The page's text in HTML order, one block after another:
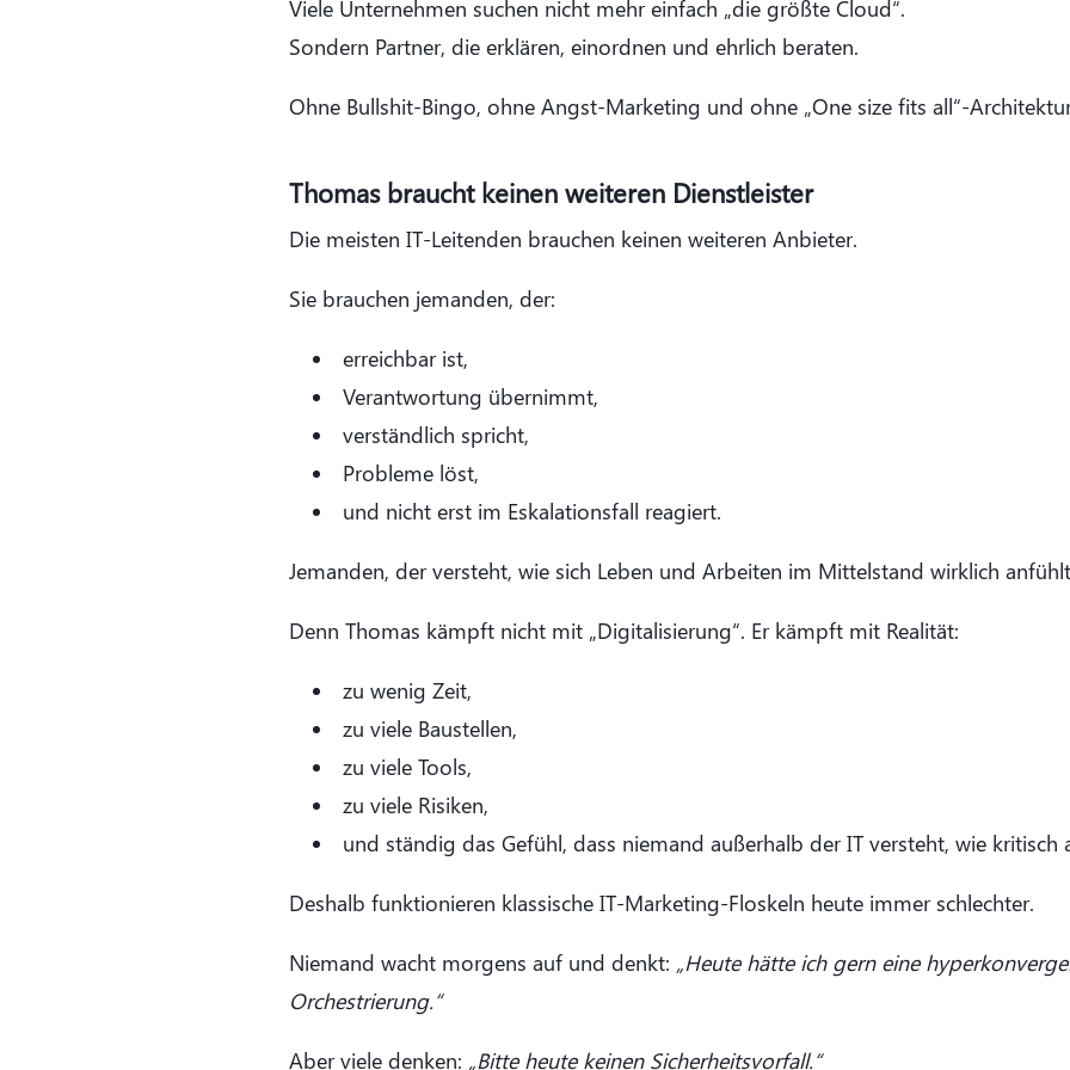
Viele Unternehmen suchen nicht mehr einfach „die größte Cloud“.
Sondern Partner, die erklären, einordnen und ehrlich beraten.
Ohne Bullshit-Bingo, ohne Angst-Marketing und ohne „One size fits all“-
Thomas braucht keinen weiteren Dienstleister
Die meisten IT-Leitenden brauchen keinen weiteren Anbieter.
Sie brauchen jemanden, der:
erreichbar ist,
Verantwortung übernimmt,
verständlich spricht,
Probleme löst,
und nicht erst im Eskalationsfall reagiert.
Jemanden, der versteht, wie sich Leben und Arbeiten im Mittelstand wirklich
Denn Thomas kämpft nicht mit „Digitalisierung“. Er kämpft mit Realität:
zu wenig Zeit,
zu viele Baustellen,
zu viele Tools,
zu viele Risiken,
und ständig das Gefühl, dass niemand außerhalb der IT versteht, wie kritisch
Deshalb funktionieren klassische IT-Marketing-Floskeln heute immer schlechter.
Niemand wacht morgens auf und denkt: „Heute hätte ich gern eine
Orchestrierung.“
Aber viele denken: „Bitte heute keinen Sicherheitsvorfall.“